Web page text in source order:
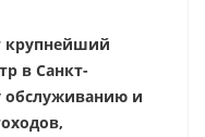
крупнейший
в Санкт-
обслуживанию и